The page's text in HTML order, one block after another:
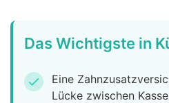
Das Wichtigste in
check
Eine
Lücke zwischen